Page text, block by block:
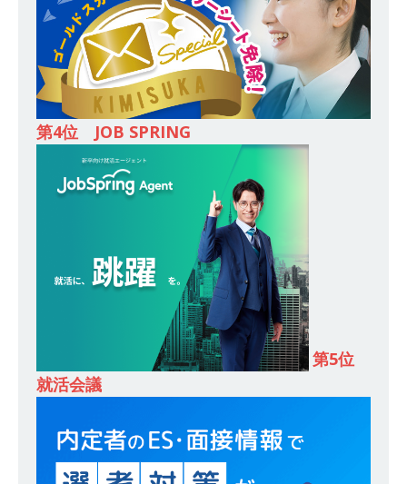
[ 2026年5月12日 ]
【 28卒 ｜ 愛知勤務・転勤な
し 】 自動車生産に欠かせない部品を独自のノウ
ハウで素材から生産まで国内で唯一一貫生産する
鋼材加工メーカー ｜ 幅広くマルチに活躍する人
財に成長することが可能 ｜ 住宅手当有 ｜ スチー
体育会積極採用企業
[ 2026年5月11日 ] ≪ 27卒 ｜ ES・適性検査自動
合格で一次確約!! ≫説明会最終開催!｜ 整形外
科・疼痛領域から信頼の厚い老舗製薬メーカー
｜ 1人1人に合わせたキャリアを築ける可能性あ
り ｜ 年間休日127日・完全週休2日制 ｜ 創業87
年 ｜ 日本臓器製薬
体育会積極採用企業
料を提供する老舗メーカー ｜ 業界トップクラス
のシェア ｜ 財務基盤の安定感バツグン ｜ 日本粉
第4位 JOB SPRING
第5位
就活会議